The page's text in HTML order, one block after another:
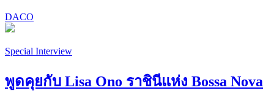
DACO
Special Interview
พูดคุยกับ Lisa Ono ราชินีแห่ง Bossa Nova